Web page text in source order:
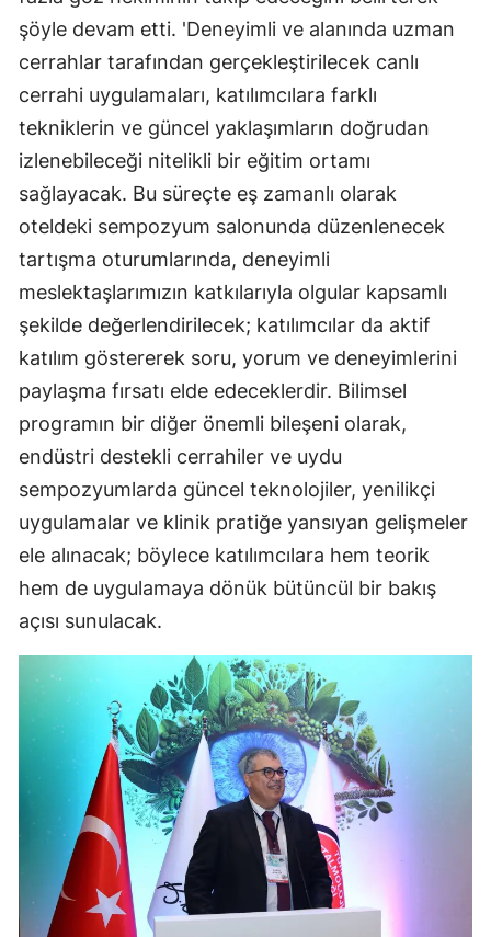
şöyle devam etti. 'Deneyimli ve alanında uzman
cerrahlar tarafından gerçekleştirilecek canlı
cerrahi uygulamaları, katılımcılara farklı
tekniklerin ve güncel yaklaşımların doğrudan
izlenebileceği nitelikli bir eğitim ortamı
sağlayacak. Bu süreçte eş zamanlı olarak
oteldeki sempozyum salonunda düzenlenecek
tartışma oturumlarında, deneyimli
meslektaşlarımızın katkılarıyla olgular kapsamlı
şekilde değerlendirilecek; katılımcılar da aktif
katılım göstererek soru, yorum ve deneyimlerini
paylaşma fırsatı elde edeceklerdir. Bilimsel
programın bir diğer önemli bileşeni olarak,
endüstri destekli cerrahiler ve uydu
sempozyumlarda güncel teknolojiler, yenilikçi
uygulamalar ve klinik pratiğe yansıyan gelişmeler
ele alınacak; böylece katılımcılara hem teorik
hem de uygulamaya dönük bütüncül bir bakış
açısı sunulacak.